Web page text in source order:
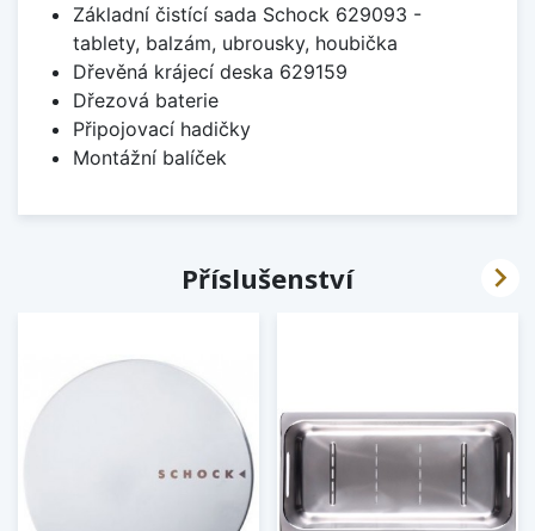
Základní čistící sada Schock 629093 -
tablety, balzám, ubrousky, houbička
Dřevěná krájecí deska 629159
Dřezová baterie
Připojovací hadičky
Montážní balíček
Příslušenství 